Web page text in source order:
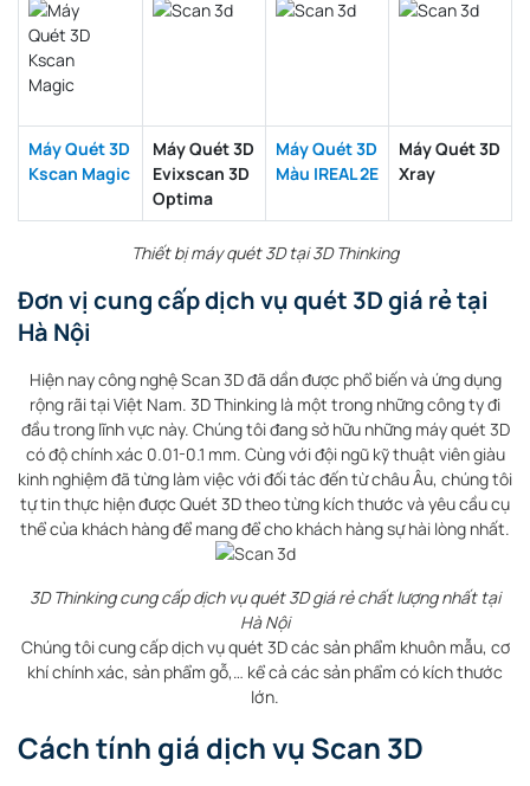
Máy Quét 3D
Kscan Magic
Máy Quét 3D
Evixscan 3D
Optima
Máy Quét 3D
Màu IREAL 2E
Máy Quét 3D
Xray
Thiết bị máy quét 3D tại 3D Thinking
Đơn vị cung cấp dịch vụ quét 3D giá rẻ tại
Hà Nội
Hiện nay công nghệ Scan 3D đã dần được phổ biến và ứng dụng
rộng rãi tại Việt Nam. 3D Thinking là một trong những công ty đi
đầu trong lĩnh vực này. Chúng tôi đang sở hữu những máy quét 3D
có độ chính xác 0.01-0.1 mm. Cùng với đội ngũ kỹ thuật viên giàu
kinh nghiệm đã từng làm việc với đối tác đến từ châu Âu, chúng tôi
tự tin thực hiện được Quét 3D theo từng kích thước và yêu cầu cụ
thể của khách hàng để mang để cho khách hàng sự hài lòng nhất.
3D Thinking cung cấp dịch vụ quét 3D giá rẻ chất lượng nhất tại
Hà Nội
Chúng tôi cung cấp dịch vụ quét 3D các sản phẩm khuôn mẫu, cơ
khí chính xác, sản phẩm gỗ,… kể cả các sản phẩm có kích thước
lớn.
Cách tính giá dịch vụ Scan 3D